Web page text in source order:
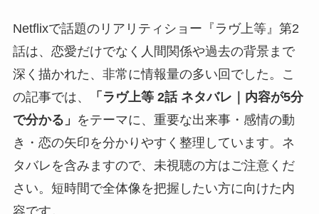
Netflixで話題のリアリティショー『ラヴ上等』第2
話は、恋愛だけでなく人間関係や過去の背景まで
深く描かれた、非常に情報量の多い回でした。こ
の記事では、
「ラヴ上等 2話 ネタバレ｜内容が5分
で分かる」 をテーマに、重要な出来事・感情の動
き・恋の矢印を分かりやすく整理しています。ネ
タバレを含みますので、未視聴の方はご注意くだ
さい。短時間で全体像を把握したい方に向けた内